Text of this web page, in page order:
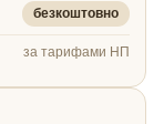
безкоштовно
за тарифами НП